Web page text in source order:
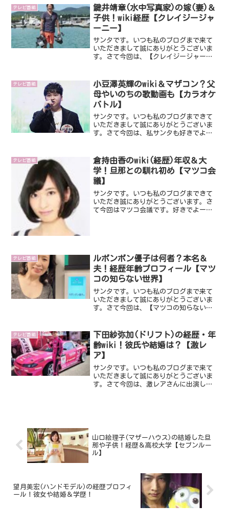
ークな存在である升水翔兵さんについて
みていきたいと思います。...
テレビ番組
鍵井靖章(水中写真家)の嫁(妻)＆
子供！wiki経歴【クレイジージャ
ーニー】
サンタです。いつも私のブログまで来て
いただきまして誠にありがとうございま
す。さて今回は、【クレイジージャーニ
の海の中で過ごすという鍵井靖章さん。
サメ300匹の大群「シャ...
テレビ番組
小豆澤英輝のwiki＆マザコン？父
母やいのちの歌動画も【カラオケ
バトル】
サンタです。いつも私のブログまできて
いただきまして誠にありがとうございま
す。さて今回は、私サンタも好きでよく
す。超上手いですよね。そんな小豆澤英
輝さんについてwik...
テレビ番組
倉持由香のwiki(経歴)年収＆大
学！旦那との馴れ初め【マツコ会
議】
サンタです。いつも私のブログまできて
いただき誠にありがとうございます。さ
て今回はマツコ会議です。好きでよーー
テレビ番組
ルボンボン優子は何者？本名＆
夫！経歴年齢プロフィール【マツ
コの知らない世界】
サンタです。いつも私のブログまで来て
いただきまして誠にありがとうございま
す。さて今回は、【マツコの知らない世
ですが、いったいどのような方なのでし
ょうね！そこで今回は、ル...
テレビ番組
下田紗弥加(ドリフト)の経歴・年
齢wiki！彼氏や結婚は？【激レ
ア】
サンタです。いつも私のブログまで来て
いただきまして誠にありがとうございま
す。さて今回は、激レアさんに出演し話
山口絵理子(マザーハウス)の結婚した旦
那や子供！経歴＆高校大学【セブンルー
ル】
望月美宏(ハンドモデル)の経歴プロフィ
ール！彼女や結婚＆学歴！